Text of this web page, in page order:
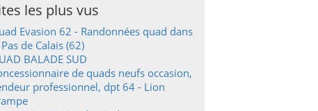
les plus vus
Evasion 62 - Randonnées quad dans
de Calais (62)
BALADE SUD
de quads neufs occasion,
professionnel, dpt 64 - Lion